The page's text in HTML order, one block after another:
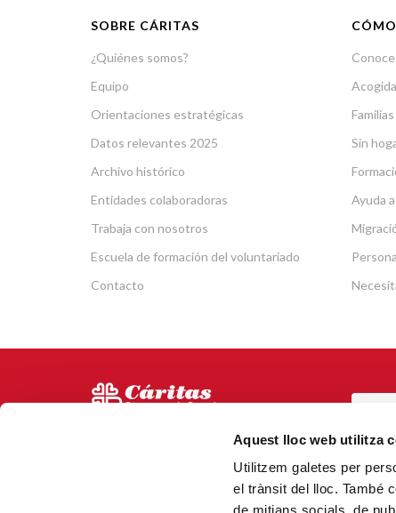
Aquest lloc web utilitza
Utilitzem galetes per
el trànsit del lloc. També
SOBRE CÁRITAS
¿Quiénes somos?
Equipo
Orientaciones estratégicas
Datos relevantes 2025
Archivo histórico
Entidades colaboradoras
Trabaja con nosotros
Escuela de formación del voluntariado
Contacto
Sin
Ayuda
Via Laietana 5, Entl.
08003 Barcelona.
N.000153 (Registro de